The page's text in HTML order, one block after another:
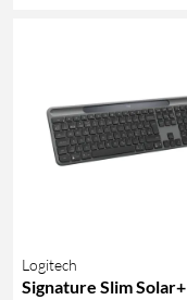
Logitech
Signature Slim Solar+